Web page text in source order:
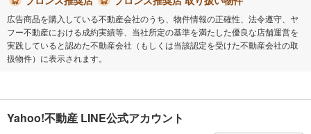
広告商品を購入している不動産会社のうち、物件情報の正確性、法令遵守、ヤ
フー不動産における成約実績等、当社所定の基準を満たした優良な店舗運営を
実践していると認めた不動産会社（もしくは当該認定を受けた不動産会社の取
扱物件）に表示されます。
Yahoo!不動産 LINE公式アカウント